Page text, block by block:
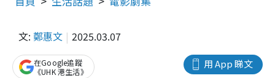
文: 鄭惠文 2025.03.07
用 App 睇文
在Google追蹤
《UHK 港生活》